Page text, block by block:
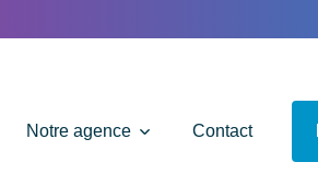
Notre agence Contact